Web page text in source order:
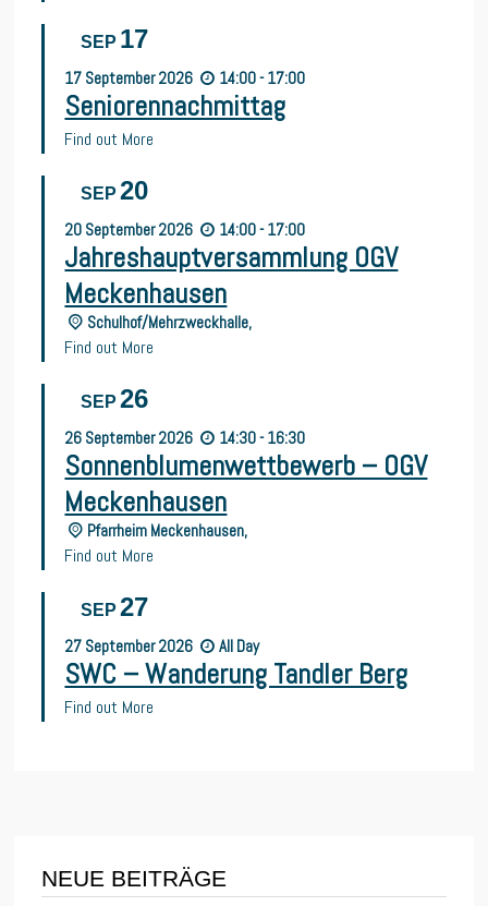
SEP 17
17 September2026 14:00 - 17:00
Seniorennachmittag
Find out More
SEP 20
20 September2026 14:00 - 17:00
Jahreshauptversammlung OGV
Meckenhausen
Schulhof/Mehrzweckhalle,
Find out More
SEP 26
26 September2026 14:30 - 16:30
Sonnenblumenwettbewerb – OGV
Meckenhausen
Pfarrheim Meckenhausen,
Find out More
SEP 27
27 September2026 All Day
SWC – Wanderung Tandler Berg
Find out More
NEUE BEITRÄGE